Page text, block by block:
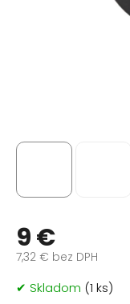
9 €
7,32 € bez DPH
Jednotková
cena:
✔ Skladom (1 ks)